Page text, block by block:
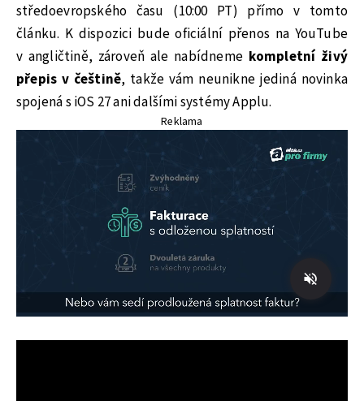
středoevropského času (10:00 PT) přímo v tomto
článku. K dispozici bude oficiální přenos na YouTube
v angličtině, zároveň ale nabídneme kompletní živý
přepis v češtině, takže vám neunikne jediná novinka
spojená s iOS 27 ani dalšími systémy Applu.
Reklama